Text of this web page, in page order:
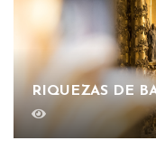
RIQUEZAS DE